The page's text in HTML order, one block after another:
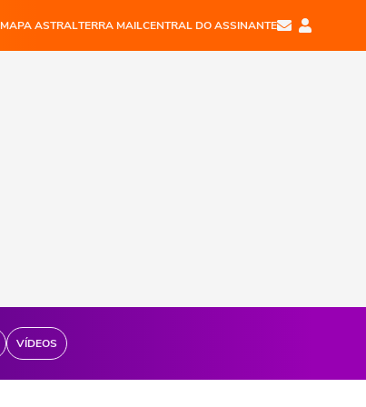
MAPA ASTRALTERRA MAILCENTRAL DO ASSINANTE
VÍDEOS